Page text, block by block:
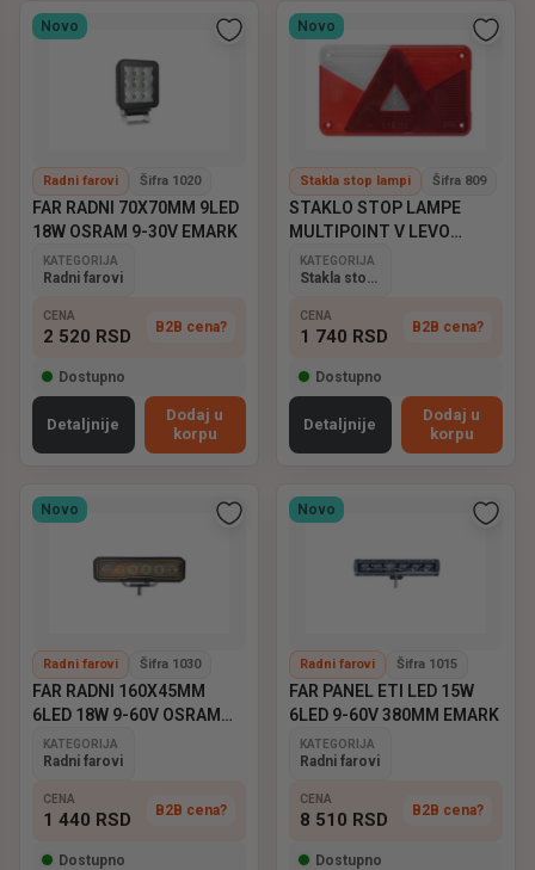
Novo
Radni farovi Šifra 1020
FAR RADNI 70X70MM 9LED
18W OSRAM 9-30V EMARK
KATEGORIJA
Radni farovi
CENA
2 520 RSD B2B cena?
Dostupno
Detaljnije
Dodaj u
korpu
Novo
Stakla stop lampi Šifra 809
STAKLO STOP LAMPE
MULTIPOINT V LEVO
ASPOCK
KATEGORIJA
Stakla stop lampi
CENA
1 740 RSD B2B cena?
Dostupno
Detaljnije
Dodaj u
korpu
Novo
Radni farovi Šifra 1030
FAR RADNI 160X45MM
6LED 18W 9-60V OSRAM
EMARK
KATEGORIJA
Radni farovi
CENA
1 440 RSD B2B cena?
Dostupno
Novo
Radni farovi Šifra 1015
FAR PANEL ETI LED 15W
6LED 9-60V 380MM EMARK
KATEGORIJA
Radni farovi
CENA
8 510 RSD B2B cena?
Dostupno